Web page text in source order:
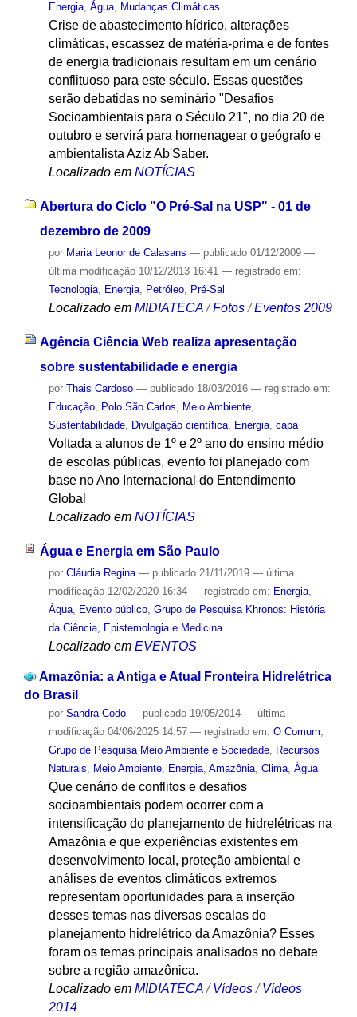
Energia, Água, Mudanças Climáticas
Crise de abastecimento hídrico, alterações
climáticas, escassez de matéria-prima e de fontes
de energia tradicionais resultam em um cenário
conflituoso para este século. Essas questões
serão debatidas no seminário "Desafios
Socioambientais para o Século 21", no dia 20 de
outubro e servirá para homenagear o geógrafo e
ambientalista Aziz Ab'Saber.
Localizado em NOTÍCIAS
Abertura do Ciclo "O Pré-Sal na USP" - 01 de
dezembro de 2009
por Maria Leonor de Calasans — publicado01/12/2009 —
última modificação10/12/2013 16:41 — registrado em:
Tecnologia, Energia, Petróleo, Pré-Sal
Localizado em MIDIATECA /Fotos /Eventos 2009
Agência Ciência Web realiza apresentação
sobre sustentabilidade e energia
por Thais Cardoso — publicado18/03/2016 — registrado em:
Educação, Polo São Carlos Meio Ambiente,
Sustentabilidade, Divulgação científica, Energia, capa
Voltada a alunos de 1º e 2º ano do ensino médio
de escolas públicas, evento foi planejado com
base no Ano Internacional do Entendimento
Global
Localizado em NOTÍCIAS
Água e Energia em São Paulo
por Cláudia Regina — publicado21/11/2019 — última
modificação12/02/2020 16:34 — registrado em: Energia,
Água, Evento público, Grupo de Pesquisa Khronos: História
da Ciência, Epistemologia e Medicina
Localizado em EVENTOS
Amazônia: a Antiga e Atual Fronteira Hidrelétrica
do Brasil
por Sandra Codo — publicado19/05/2014 — última
modificação04/06/2025 14:57 — registrado em: O Comum,
Grupo de Pesquisa Meio Ambiente e Sociedade, Recursos
Naturais, Meio Ambiente, Energia, Amazônia, Clima, Água
Que cenário de conflitos e desafios
socioambientais podem ocorrer com a
intensificação do planejamento de hidrelétricas na
Amazônia e que experiências existentes em
desenvolvimento local, proteção ambiental e
análises de eventos climáticos extremos
representam oportunidades para a inserção
desses temas nas diversas escalas do
planejamento hidrelétrico da Amazônia? Esses
foram os temas principais analisados no debate
sobre a região amazônica.
Localizado em MIDIATECA /Vídeos /Vídeos
2014